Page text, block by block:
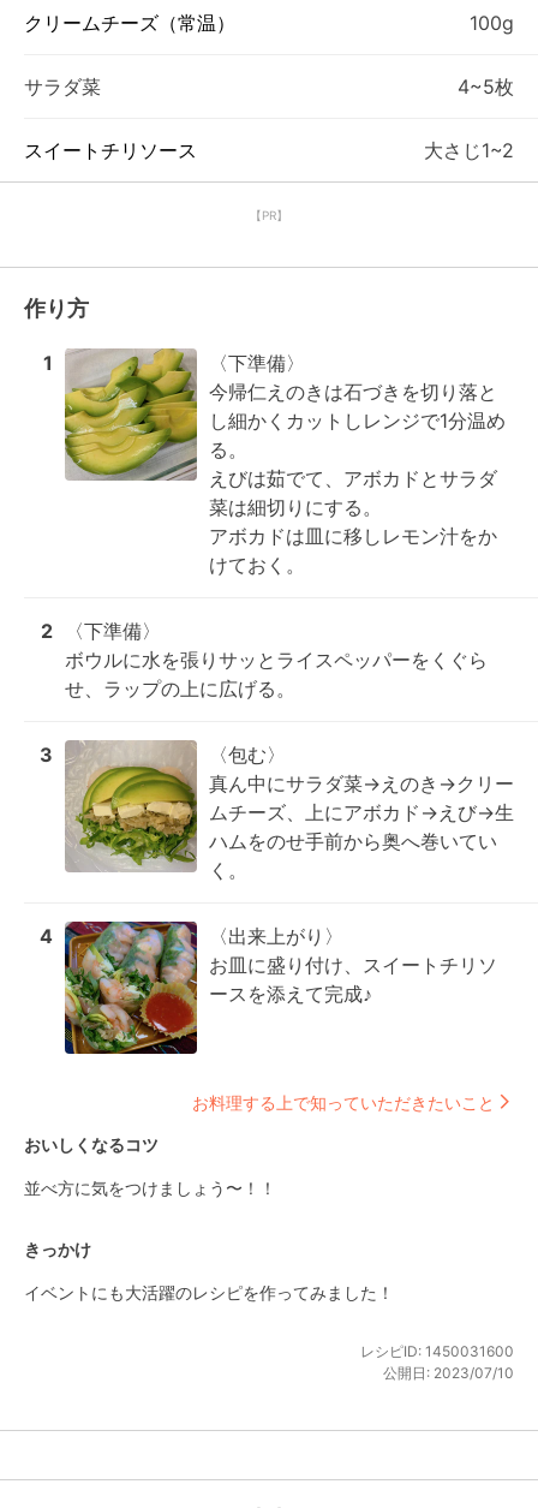
クリームチーズ（常温） 100g
サラダ菜 4~5枚
スイートチリソース 大さじ1~2
【PR】
作り方
1
〈下準備〉
今帰仁えのきは石づきを切り落と
し細かくカットしレンジで1分温め
る。
えびは茹でて、アボカドとサラダ
菜は細切りにする。
アボカドは皿に移しレモン汁をか
けておく。
2
〈下準備〉
ボウルに水を張りサッとライスペッパーをくぐら
せ、ラップの上に広げる。
3
〈包む〉
真ん中にサラダ菜→えのき→クリー
ムチーズ、上にアボカド→えび→生
ハムをのせ手前から奥へ巻いてい
く。
4
〈出来上がり〉
お皿に盛り付け、スイートチリソ
ースを添えて完成♪
お料理する上で知っていただきたいこと
おいしくなるコツ
並べ方に気をつけましょう〜！！
きっかけ
イベントにも大活躍のレシピを作ってみました！
レシピID: 1450031600
公開日: 2023/07/10